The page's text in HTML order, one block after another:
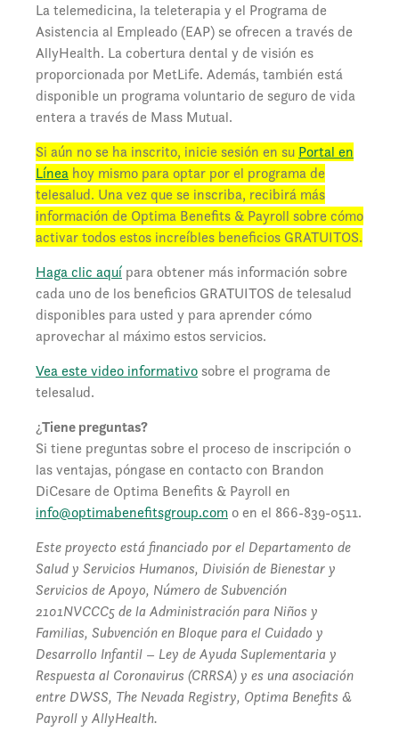
La telemedicina, la teleterapia y el Programa de
Asistencia al Empleado (EAP) se ofrecen a través de
AllyHealth. La cobertura dental y de visión es
proporcionada por MetLife. Además, también está
disponible un programa voluntario de seguro de vida
entera a través de Mass Mutual.
Si aún no se ha inscrito, inicie sesión en su Portal en
Línea hoy mismo para optar por el programa de
telesalud. Una vez que se inscriba, recibirá más
información de Optima Benefits & Payroll sobre cómo
activar todos estos increíbles beneficios GRATUITOS.
Haga clic aquí para obtener más información sobre
cada uno de los beneficios GRATUITOS de telesalud
disponibles para usted y para aprender cómo
aprovechar al máximo estos servicios.
Vea este video informativo sobre el programa de
telesalud.
¿Tiene preguntas?
Si tiene preguntas sobre el proceso de inscripción o
las ventajas, póngase en contacto con Brandon
DiCesare de Optima Benefits & Payroll en
info@optimabenefitsgroup.com o en el 866-839-0511.
Este proyecto está financiado por el Departamento de
Salud y Servicios Humanos, División de Bienestar y
Servicios de Apoyo, Número de Subvención
2101NVCCC5 de la Administración para Niños y
Familias, Subvención en Bloque para el Cuidado y
Desarrollo Infantil – Ley de Ayuda Suplementaria y
Respuesta al Coronavirus (CRRSA) y es una asociación
entre DWSS, The Nevada Registry, Optima Benefits &
Payroll y AllyHealth.